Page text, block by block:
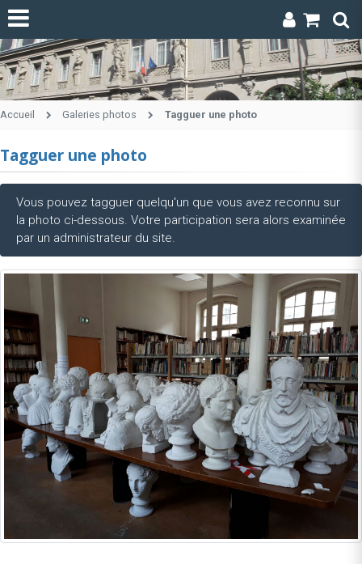
Accueil Galeries photos Tagguer une photo
Tagguer une photo
Vous pouvez tagguer quelqu'un que vous avez reconnu sur
la photo ci-dessous. Votre participation sera alors examinée
par un administrateur du site.